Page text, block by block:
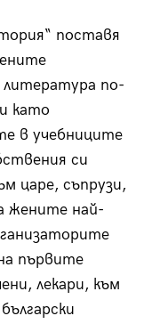
поставя
по-
като
в учебниците
си
царе, съпрузи,
жените най-
първите
лекари, към